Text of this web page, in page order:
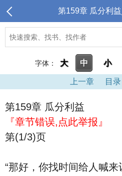
第159章 瓜分利
字体： 大 中 小
上一章 目录
第159章 瓜分利益
『章节错误,点此举报』
第(1/3)页
“那好，你找时间给人喊